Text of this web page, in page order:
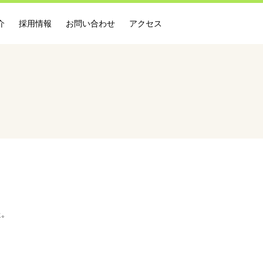
採用情報 お問い合わせ アクセス